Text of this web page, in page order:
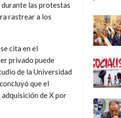
las protestas
rastrear a los
cita en el
privado puede
de la Universidad
que el
de X por